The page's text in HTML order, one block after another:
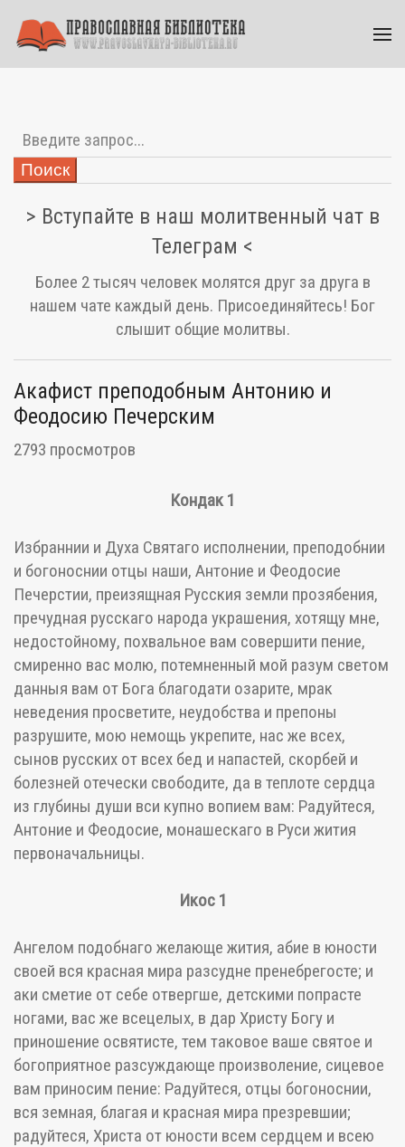
Поиск
> Вступайте в наш молитвенный чат в
Телеграм <
Более 2 тысяч человек молятся друг за друга в
нашем чате каждый день. Присоединяйтесь! Бог
слышит общие молитвы.
Акафист преподобным Антонию и
Феодосию Печерским
2793 просмотров
Кондак 1
Избраннии и Духа Святаго исполнении, преподобнии
и богоноснии отцы наши, Антоние и Феодосие
Печерстии, преизящная Русския земли прозябения,
пречудная русскаго народа украшения, хотящу мне,
недостойному, похвальное вам совершити пение,
смиренно вас молю, потемненный мой разум светом
данныя вам от Бога благодати озарите, мрак
неведения просветите, неудобства и препоны
разрушите, мою немощь укрепите, нас же всех,
сынов русских от всех бед и напастей, скорбей и
болезней отечески свободите, да в теплоте сердца
из глубины души вси купно вопием вам: Радуйтеся,
Антоние и Феодосие, монашескаго в Руси жития
первоначальницы.
Икос 1
Ангелом подобнаго желающе жития, абие в юности
своей вся красная мира разсудне пренебрегосте; и
аки сметие от себе отвергше, детскими попрасте
ногами, вас же всецелых, в дар Христу Богу и
приношение освятисте, тем таковое ваше святое и
богоприятное разсуждающе произволение, сицевое
вам приносим пение: Радуйтеся, отцы богоноснии,
вся земная, благая и красная мира презревшии;
радуйтеся, Христа от юности всем сердцем и всею